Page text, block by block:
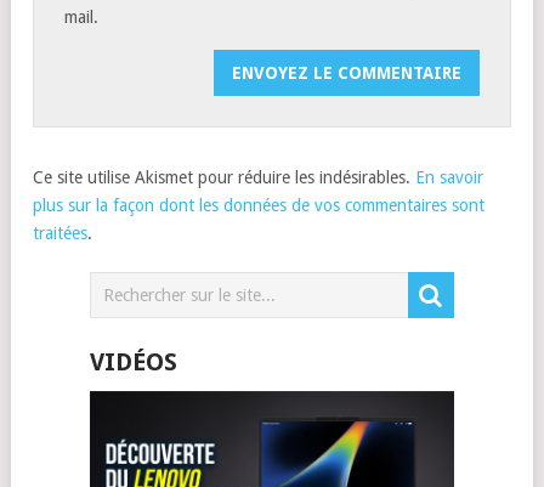
mail.
Ce site utilise Akismet pour réduire les indésirables. En savoir
plus sur la façon dont les données de vos commentaires sont
traitées.
VIDÉOS